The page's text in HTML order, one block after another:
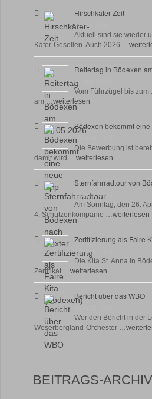
Hirschkäfer-Zeit
9 Juni, 2026
Aktuell sind sie wieder
Käfer-Gesellen. Auch 2026 …
Reitertag in Bödexen
27 Mai, 2026
Vom Führzügel bis zum
am …weiterlesen
Bödexen bekommt
28 April, 2026
Die Bewerbung ist
damit wird …weiterlesen
Sternfahrradtour von
23 April, 2026
Am Sonntag, den 26.
4. Schützenkompanie …weiterlesen
Zertifizierung als Faire
17 April, 2026
Die Kita St. Anna in
Zertifikat …weiterlesen
Bericht über das WBO
Wer den Bericht in der
Weserbergland-Orchester …
BEITRAGS-ARCHIV